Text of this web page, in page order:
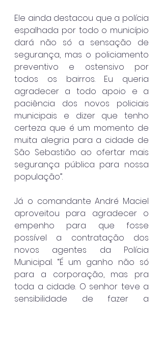
Ele ainda destacou que a polícia
espalhada por todo o município
dará não só a sensação de
segurança, mas o policiamento
preventivo e ostensivo por
todos os bairros. Eu queria
agradecer a todo apoio e a
paciência dos novos policiais
municipais e dizer que tenho
certeza que é um momento de
muita alegria para a cidade de
São Sebastião ao ofertar mais
segurança pública para nossa
população”.
Já o comandante André Maciel
aproveitou para agradecer o
empenho para que fosse
possível a contratação dos
novos agentes da Polícia
Municipal. “É um ganho não só
para a corporação, mas pra
toda a cidade. O senhor teve a
sensibilidade de fazer a